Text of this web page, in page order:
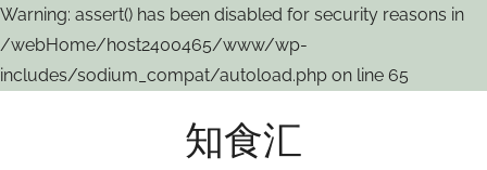
Warning: assert() has been disabled for security reasons in
/webHome/host2400465/www/wp-
includes/sodium_compat/autoload.php on line 65
知食汇